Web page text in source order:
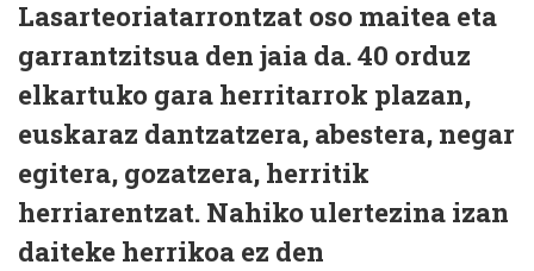
Lasarteoriatarrontzat oso maitea eta
garrantzitsua den jaia da. 40 orduz
elkartuko gara herritarrok plazan,
euskaraz dantzatzera, abestera, negar
egitera, gozatzera, herritik
herriarentzat. Nahiko ulertezina izan
daiteke herrikoa ez den